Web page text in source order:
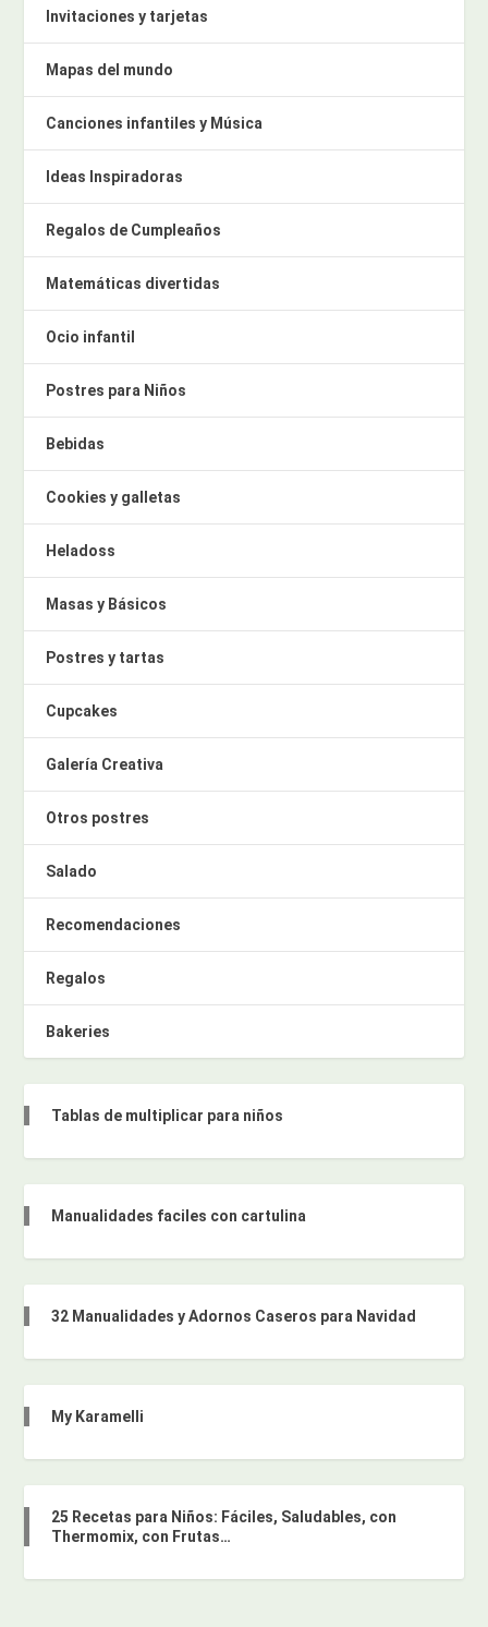
Invitaciones y tarjetas
Mapas del mundo
Canciones infantiles y Música
Ideas Inspiradoras
Regalos de Cumpleaños
Matemáticas divertidas
Ocio infantil
Postres para Niños
Bebidas
Cookies y galletas
Heladoss
Masas y Básicos
Postres y tartas
Cupcakes
Galería Creativa
Otros postres
Salado
Recomendaciones
Regalos
Bakeries
Tablas de multiplicar para niños
Manualidades faciles con cartulina
32 Manualidades y Adornos Caseros para Navidad
My Karamelli
25 Recetas para Niños: Fáciles, Saludables, con
Thermomix, con Frutas…